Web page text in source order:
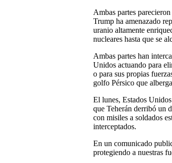
Ambas partes
Trump ha amenazado
uranio altamente
nucleares hasta que se
Ambas partes han
Unidos actuando para
o para sus propias
golfo Pérsico que
El lunes, Estados
que Teherán derribó un
con misiles a soldados
interceptados.
En un comunicado
protegiendo a nuestras